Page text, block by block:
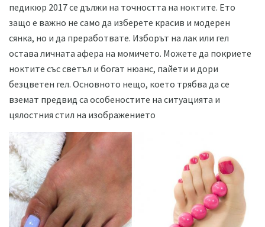
педикюр 2017 се дължи на точността на ноктите. Ето
защо е важно не само да изберете красив и модерен
сянка, но и да преработвате. Изборът на лак или гел
остава личната афера на момичето. Можете да покриете
ноктите със светъл и богат нюанс, пайети и дори
безцветен гел. Основното нещо, което трябва да се
вземат предвид са особеностите на ситуацията и
цялостния стил на изображението